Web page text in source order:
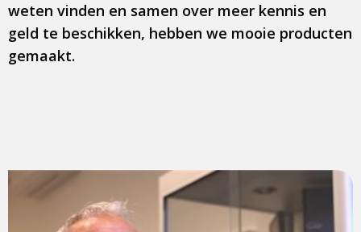
weten vinden en samen over meer kennis en
geld te beschikken, hebben we mooie producten
gemaakt.